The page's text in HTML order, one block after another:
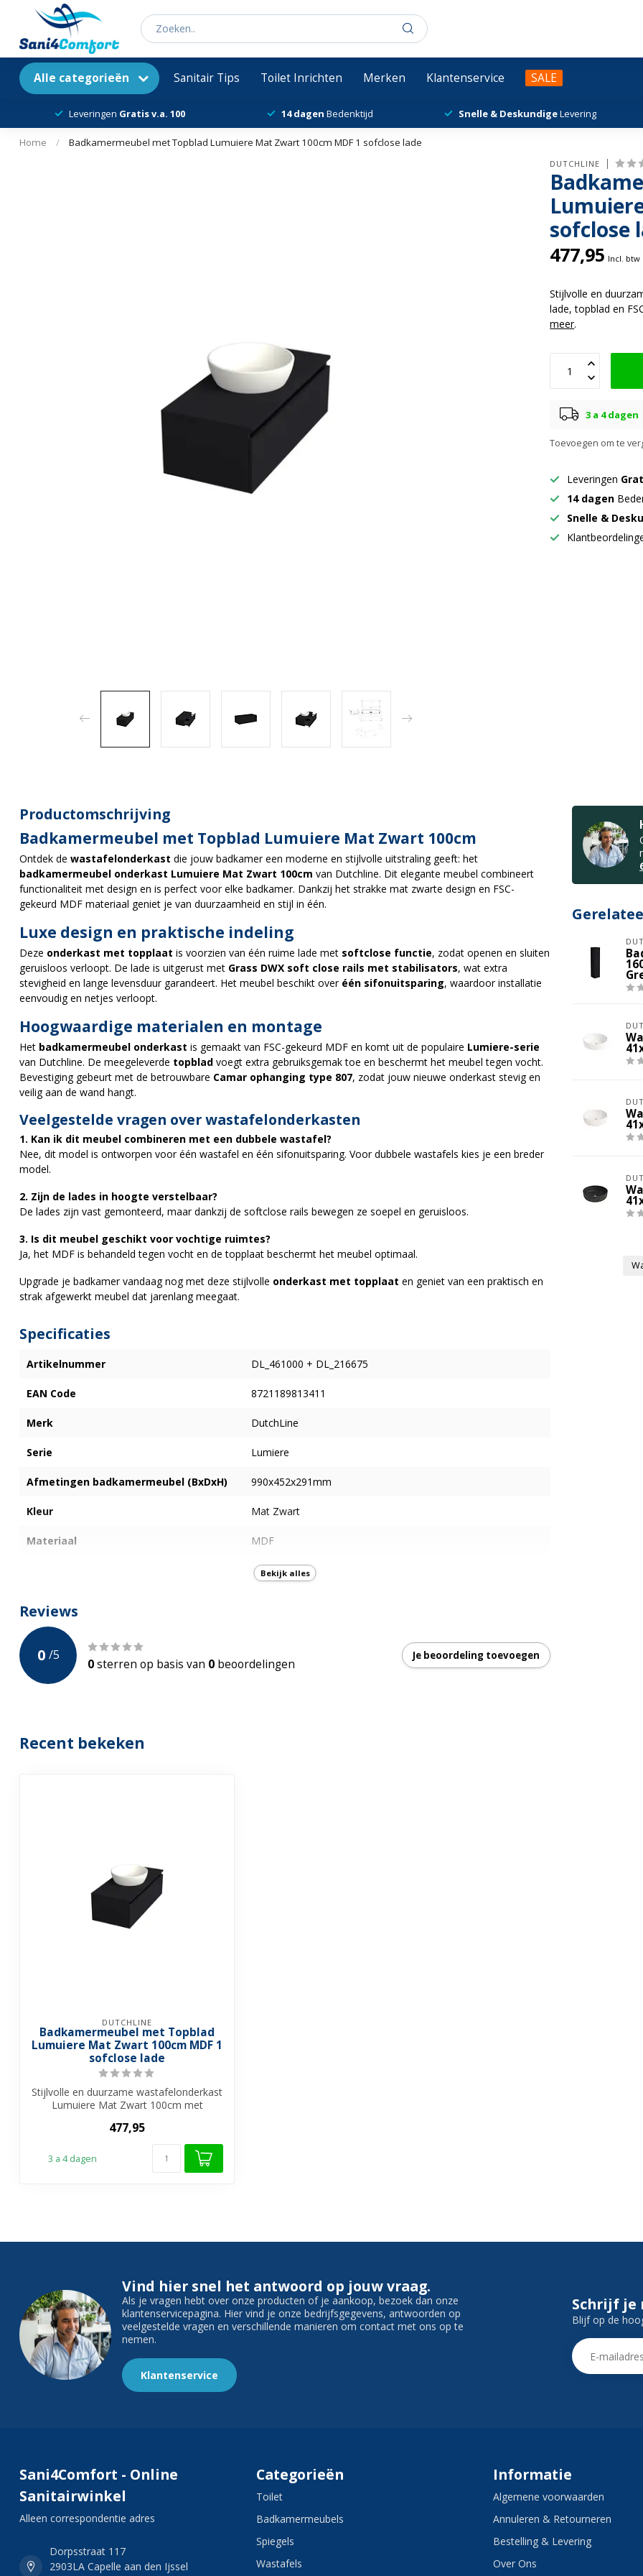
Alle categorieën Sanitair Tips Toilet Inrichten Merken Klantenservice SALE
Leveringen Gratis v.a. 100 14 dagen Bedenktijd Snelle & DeskundigeLevering
Home / Badkamermeubel met Topblad Lumuiere Mat Zwart 100cm MDF 1 sofclose lade
DUTCHLINE
sofclose
477,95 Incl. btw
Stijlvolle en
lade, topblad en
meer.
3 a 4 dagen
Toevoegen om te
Leveringen
14 dagen
Snelle &
Productomschrijving
Badkamermeubel met Topblad Lumuiere Mat Zwart 100cm
Ontdek de wastafelonderkast die jouw badkamer een moderne en stijlvolle uitstraling geeft: het
badkamermeubel onderkast Lumuiere Mat Zwart 100cm van Dutchline. Dit elegante meubel combineert
functionaliteit met design en is perfect voor elke badkamer. Dankzij het strakke mat zwarte design en FSC-
gekeurd MDF materiaal geniet je van duurzaamheid en stijl in één.
Luxe design en praktische indeling
Deze onderkast met topplaat is voorzien van één ruime lade met softclose functie, zodat openen en sluiten
geruisloos verloopt. De lade is uitgerust met Grass DWX soft close rails met stabilisators, wat extra
stevigheid en lange levensduur garandeert. Het meubel beschikt over één sifonuitsparing, waardoor installatie
eenvoudig en netjes verloopt.
Hoogwaardige materialen en montage
Het badkamermeubel onderkast is gemaakt van FSC-gekeurd MDF en komt uit de populaire Lumiere-serie
van Dutchline. De meegeleverde topblad voegt extra gebruiksgemak toe en beschermt het meubel tegen vocht.
Bevestiging gebeurt met de betrouwbare Camar ophanging type 807, zodat jouw nieuwe onderkast stevig en
veilig aan de wand hangt.
Veelgestelde vragen over wastafelonderkasten
1. Kan ik dit meubel combineren met een dubbele wastafel?
Nee, dit model is ontworpen voor één wastafel en één sifonuitsparing. Voor dubbele wastafels kies je een breder
model.
2. Zijn de lades in hoogte verstelbaar?
De lades zijn vast gemonteerd, maar dankzij de softclose rails bewegen ze soepel en geruisloos.
3. Is dit meubel geschikt voor vochtige ruimtes?
Ja, het MDF is behandeld tegen vocht en de topplaat beschermt het meubel optimaal.
Upgrade je badkamer vandaag nog met deze stijlvolle onderkast met topplaat en geniet van een praktisch en
strak afgewerkt meubel dat jarenlang meegaat.
Specificaties
Artikelnummer DL_461000 + DL_216675
EAN Code 8721189813411
Merk DutchLine
Serie Lumiere
Afmetingen badkamermeubel (BxDxH) 990x452x291mm
Kleur Mat Zwart
Materiaal MDF
1
Incl. Waskom
Incl. Kraan
Incl Sifon en click-waste
Bevestiging
Bekijk alles
Reviews
0 /5
0sterren op basis van 0 beoordelingen
Je beoordeling toevoegen
Recent bekeken
DUTCHLINE
Badkamermeubel met Topblad
Lumuiere Mat Zwart 100cm MDF 1
sofclose lade
Stijlvolle en duurzame wastafelonderkast
Lumuiere Mat Zwart 100cm met
477,95
3 a 4 dagen
Vind hier snel het antwoord op jouw vraag.
Als je vragen hebt over onze producten of je aankoop, bezoek dan onze
klantenservicepagina. Hier vind je onze bedrijfsgegevens, antwoorden op
veelgestelde vragen en verschillende manieren om contact met ons op te
nemen.
Klantenservice
Schrijf je
Blijf op de
Sani4Comfort - Online
Sanitairwinkel
Alleen correspondentie adres
Dorpsstraat 117
2903LA Capelle aan den Ijssel
Categorieën
Toilet
Badkamermeubels
Spiegels
Wastafels
Informatie
Algemene voorwaarden
Annuleren & Retourneren
Bestelling & Levering
Over Ons